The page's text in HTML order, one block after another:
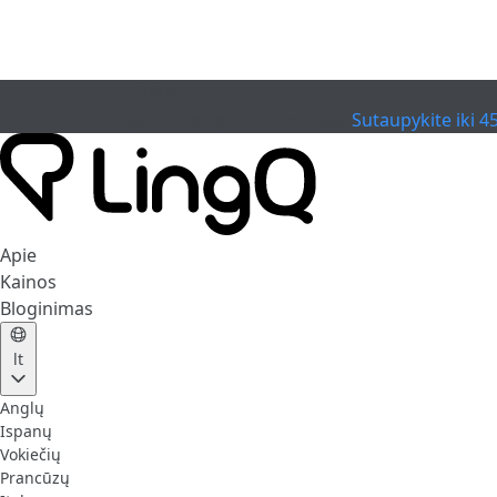
Sutaupykite iki
Apie
Kainos
Bloginimas
lt
Anglų
Ispanų
Vokiečių
Prancūzų